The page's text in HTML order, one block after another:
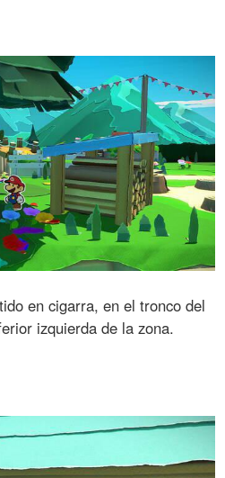
en cigarra, en el tronco del
izquierda de la zona.